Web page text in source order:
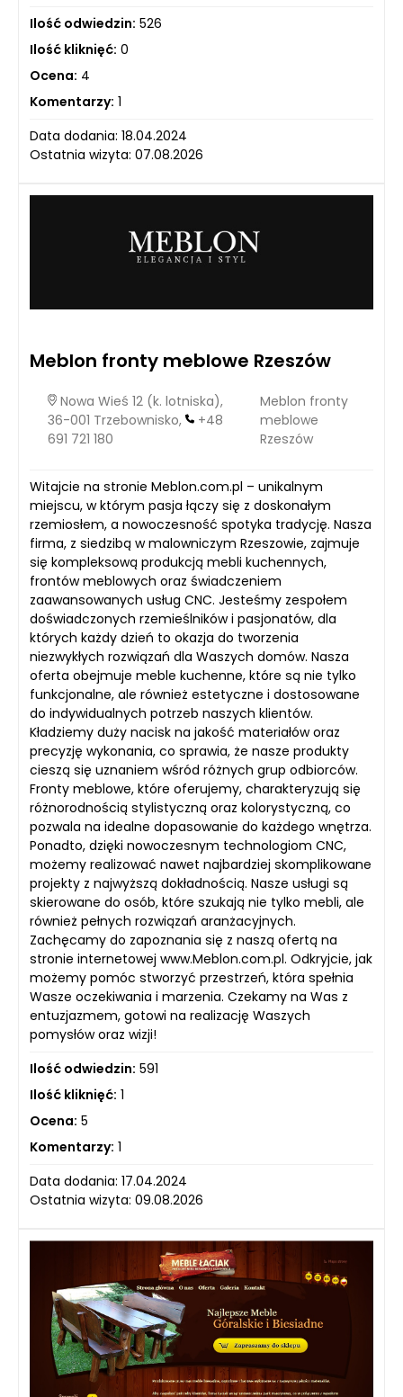
Ilość odwiedzin: 526
Ilość kliknięć: 0
Ocena: 4
Komentarzy: 1
Data dodania: 18.04.2024
Ostatnia wizyta: 07.08.2026
Meblon fronty meblowe Rzeszów
Nowa Wieś 12 (k. lotniska),
36-001 Trzebownisko,
+48
691 721 180
Meblon fronty
meblowe
Rzeszów
Witajcie na stronie Meblon.com.pl – unikalnym
miejscu, w którym pasja łączy się z doskonałym
rzemiosłem, a nowoczesność spotyka tradycję. Nasza
firma, z siedzibą w malowniczym Rzeszowie, zajmuje
się kompleksową produkcją mebli kuchennych,
frontów meblowych oraz świadczeniem
zaawansowanych usług CNC. Jesteśmy zespołem
doświadczonych rzemieślników i pasjonatów, dla
których każdy dzień to okazja do tworzenia
niezwykłych rozwiązań dla Waszych domów. Nasza
oferta obejmuje meble kuchenne, które są nie tylko
funkcjonalne, ale również estetyczne i dostosowane
do indywidualnych potrzeb naszych klientów.
Kładziemy duży nacisk na jakość materiałów oraz
precyzję wykonania, co sprawia, że nasze produkty
cieszą się uznaniem wśród różnych grup odbiorców.
Fronty meblowe, które oferujemy, charakteryzują się
różnorodnością stylistyczną oraz kolorystyczną, co
pozwala na idealne dopasowanie do każdego wnętrza.
Ponadto, dzięki nowoczesnym technologiom CNC,
możemy realizować nawet najbardziej skomplikowane
projekty z najwyższą dokładnością. Nasze usługi są
skierowane do osób, które szukają nie tylko mebli, ale
również pełnych rozwiązań aranżacyjnych.
Zachęcamy do zapoznania się z naszą ofertą na
stronie internetowej www.Meblon.com.pl. Odkryjcie, jak
możemy pomóc stworzyć przestrzeń, która spełnia
Wasze oczekiwania i marzenia. Czekamy na Was z
entuzjazmem, gotowi na realizację Waszych
pomysłów oraz wizji!
Ilość odwiedzin: 591
Ilość kliknięć: 1
Ocena: 5
Komentarzy: 1
Data dodania: 17.04.2024
Ostatnia wizyta: 09.08.2026